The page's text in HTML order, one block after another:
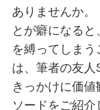
ありませんか。
とが癖になる
を縛ってしま
は、筆者の友人
きっかけに価
ソードをご紹介